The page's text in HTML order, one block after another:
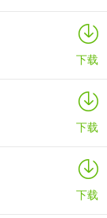
能。
的困难。
下载
下载
下载